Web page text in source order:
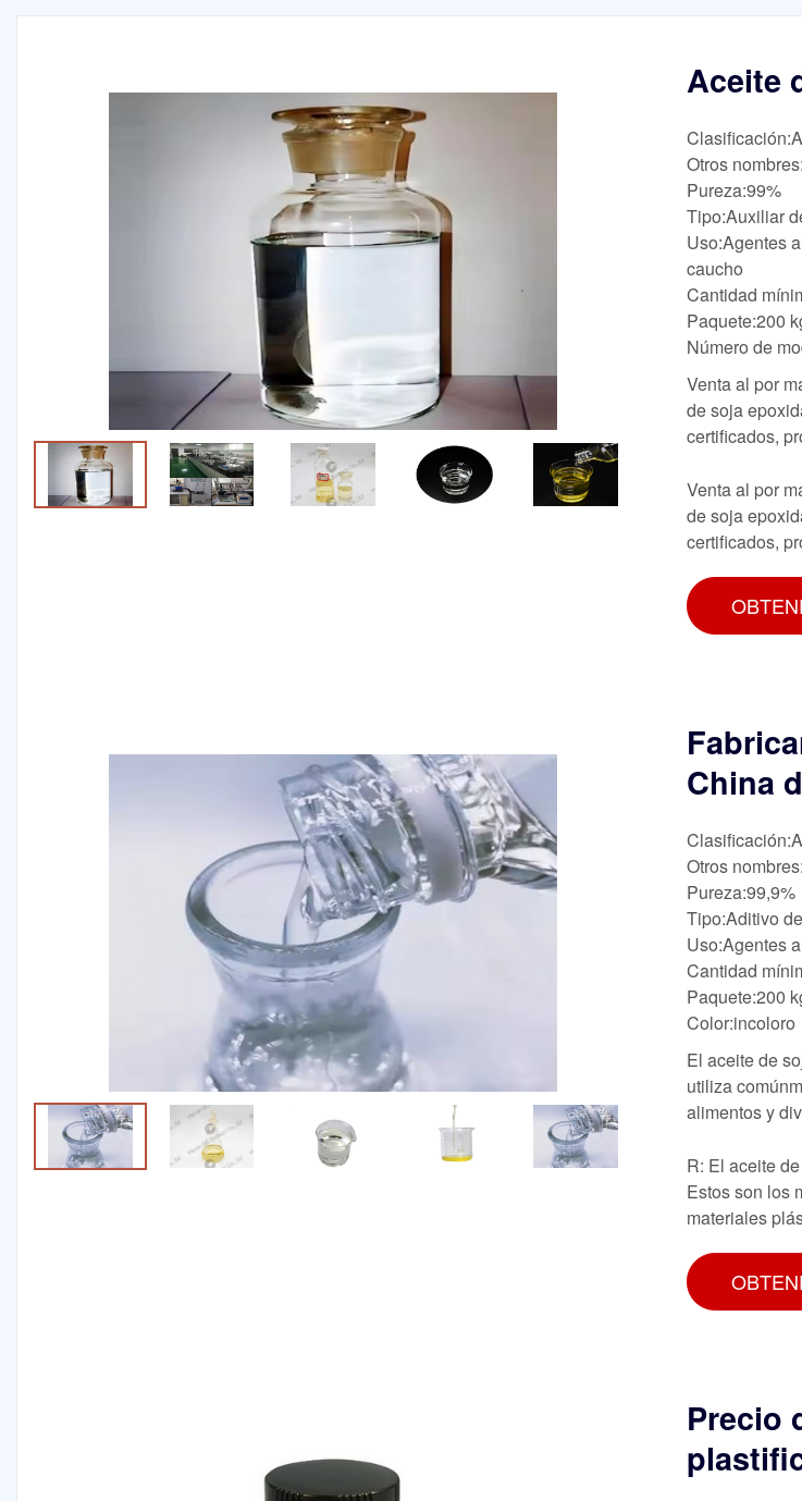
Aceite
Otros
Pureza:99%
Tipo:Auxiliar
Uso:Agentes
caucho
Cantidad
Paquete:200
Número de
Venta al por
de soja
certificados,
Venta al por
de soja
certificados,
China
Otros
Pureza:99,9%
Tipo:Aditivo
Uso:Agentes
Cantidad
Paquete:200
Color:incoloro
El aceite de
utiliza
alimentos y
R: El aceite
Estos son los
materiales
Precio